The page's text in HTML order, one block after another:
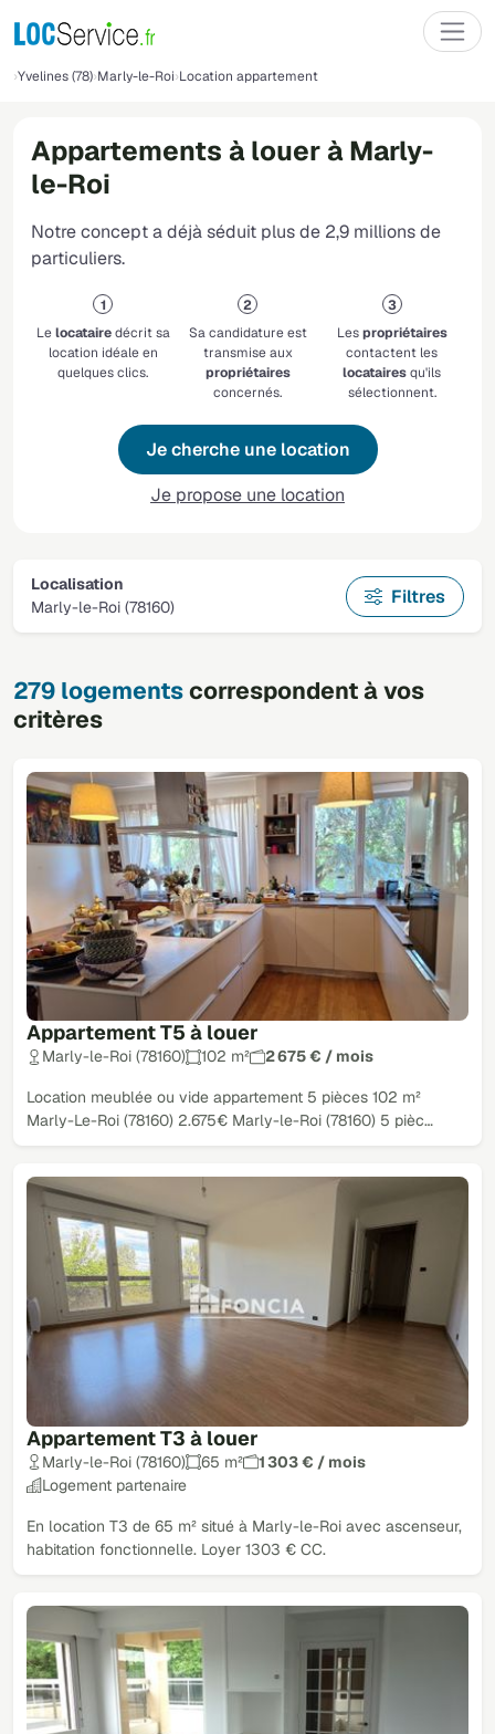
Yvelines (78) Marly-le-Roi Location appartement
Appartements à louer à Marly-
le-Roi
Notre concept a déjà séduit plus de 2,9 millions de
particuliers.
Lelocatairedécrit sa
location idéale en
quelques clics.
Sa candidature est
transmise aux
propriétaires
concernés.
Lespropriétaires
contactent les
locatairesqu'ils
sélectionnent.
Je cherche une location
Je propose une location
Localisation
Marly-le-Roi (78160)
Filtres
279 logementscorrespondent à vos
critères
Appartement T5 à louer
Marly-le-Roi (78160) 102 m² 2 675 € / mois
Location meublée ou vide appartement 5 pièces 102 m²
Marly-Le-Roi (78160) 2.675€ Marly-le-Roi (78160) 5 pièc…
Appartement T3 à louer
Marly-le-Roi (78160) 65 m²
1 303 € / mois
Logement partenaire
En location T3 de 65 m² situé à Marly-le-Roi avec ascenseur,
habitation fonctionnelle. Loyer 1303 € CC.